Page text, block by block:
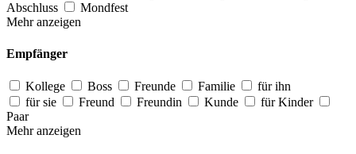
Abschluss
Mondfest
Mehr anzeigen
Empfänger
Kollege Boss Freunde Familie
für ihn
für sie
Freund Freundin Kunde
für Kinder
Paar
Mehr anzeigen